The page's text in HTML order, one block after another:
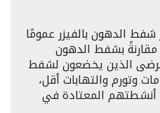
الدهون بالفيزر عمومًا
بشفط الدهون
الذين يخضعون لشفط
وتورم والتهابات أقل،
أنشطتهم المعتادة في